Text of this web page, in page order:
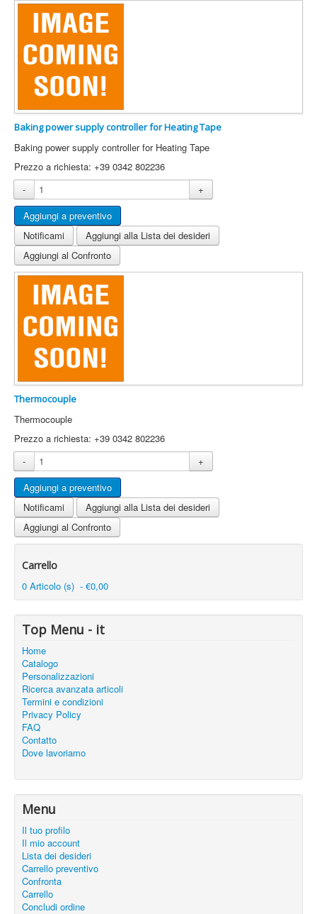
Baking power supply controller for Heating Tape
Baking power supply controller for Heating Tape
Prezzo a richiesta: +39 0342 802236
-
+
Notificami
Aggiungi alla Lista dei desideri
Aggiungi al Confronto
Thermocouple
Thermocouple
Prezzo a richiesta: +39 0342 802236
-
+
Notificami
Aggiungi alla Lista dei desideri
Aggiungi al Confronto
Carrello
0 Articolo (s) - €0,00
Top Menu - it
Home
Catalogo
Personalizzazioni
Ricerca avanzata articoli
Termini e condizioni
Privacy Policy
FAQ
Contatto
Dove lavoriamo
Menu
Il tuo profilo
Il mio account
Lista dei desideri
Carrello preventivo
Confronta
Carrello
Concludi ordine